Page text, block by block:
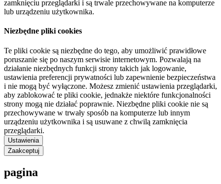
zamknięciu przeglądarki i są trwale przechowywane na komputerze
lub urządzeniu użytkownika.
Niezbędne pliki cookies
Te pliki cookie są niezbędne do tego, aby umożliwić prawidłowe
poruszanie się po naszym serwisie internetowym. Pozwalają na
działanie niezbędnych funkcji strony takich jak logowanie,
ustawienia preferencji prywatności lub zapewnienie bezpieczeństwa
i nie mogą być wyłączone. Możesz zmienić ustawienia przeglądarki,
aby zablokować te pliki cookie, jednakże niektóre funkcjonalności
strony mogą nie działać poprawnie. Niezbędne pliki cookie nie są
przechowywane w trwały sposób na komputerze lub innym
urządzeniu użytkownika i są usuwane z chwilą zamknięcia
przeglądarki.
Ustawienia
Zaakceptuj
pagina